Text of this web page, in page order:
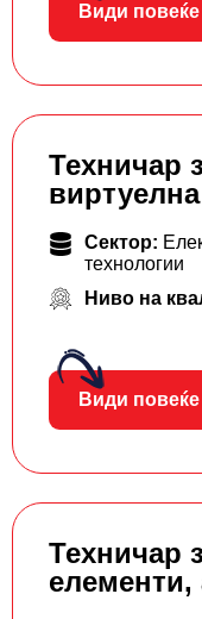
Види повеќе
Техничар
Сектор:
технологии
Ниво на
Види повеќе
Техничар
елементи,